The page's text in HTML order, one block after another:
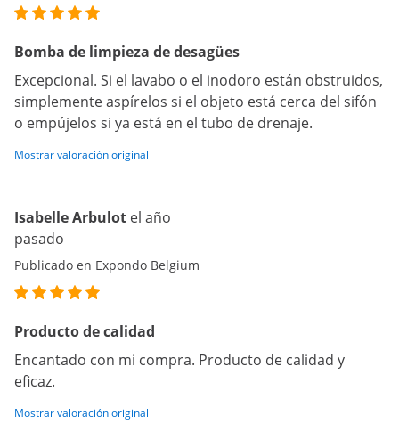
Bomba de limpieza de desagües
Excepcional. Si el lavabo o el inodoro están obstruidos,
simplemente aspírelos si el objeto está cerca del sifón
o empújelos si ya está en el tubo de drenaje.
Mostrar valoración original
Isabelle Arbulot el año
pasado
Publicado en Expondo Belgium
Producto de calidad
Encantado con mi compra. Producto de calidad y
eficaz.
Mostrar valoración original